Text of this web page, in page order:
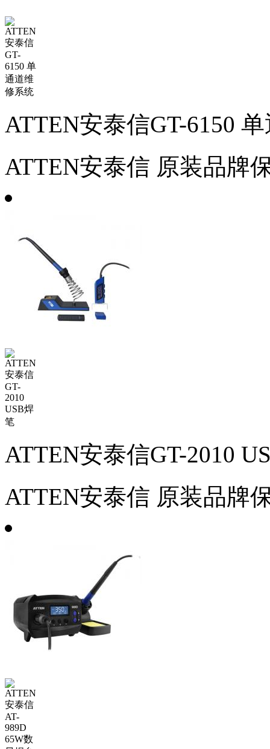
ATTEN安泰信GT-6150
ATTEN安泰信 原装品牌
ATTEN安泰信GT-2010
ATTEN安泰信 原装品牌